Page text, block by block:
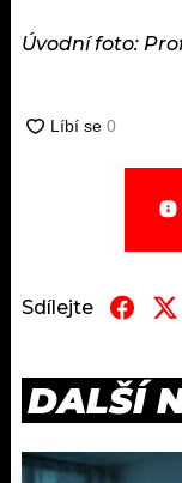
Úvodní foto:
Sdílejte
DALŠÍ